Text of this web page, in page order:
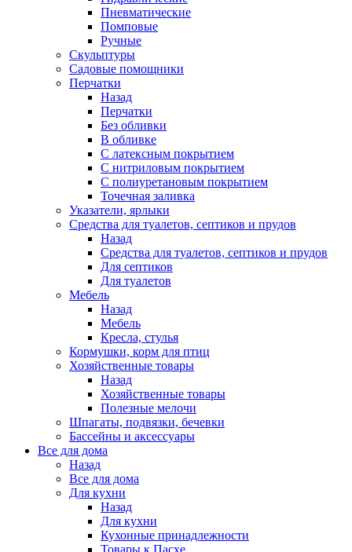
Пневматические
Помповые
Ручные
Скульптуры
Садовые помощники
Перчатки
Назад
Перчатки
Без обливки
В обливке
С латексным покрытием
С нитриловым покрытием
С полиуретановым покрытием
Точечная заливка
Указатели, ярлыки
Средства для туалетов, септиков и прудов
Назад
Средства для туалетов, септиков и прудов
Для септиков
Для туалетов
Мебель
Назад
Мебель
Кресла, стулья
Кормушки, корм для птиц
Хозяйственные товары
Назад
Хозяйственные товары
Полезные мелочи
Шпагаты, подвязки, бечевки
Бассейны и аксессуары
Все для дома
Назад
Все для дома
Для кухни
Назад
Для кухни
Кухонные принадлежности
Товары к Пасхе